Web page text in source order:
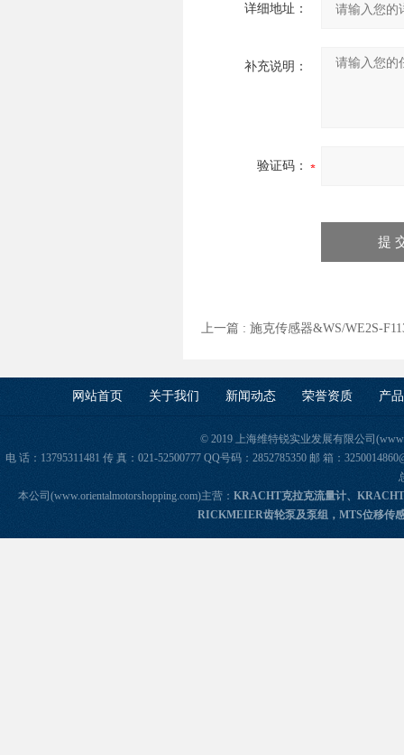
详细地址：
补充说明：
验证码：
上一篇 : 施克传感器&WS/WE2S-
网站首页 关于我们 新闻动态 荣誉资质 产
© 2019 上海维特锐实业发展有限公司
电 话：13795311481 传 真：021-52500777 QQ号码：2852785350 邮 箱：
本公司(www.orientalmotorshopping.com)主营： KRACHT克拉克流量计、
RICKMEIER齿轮泵及泵组，MTS位移传